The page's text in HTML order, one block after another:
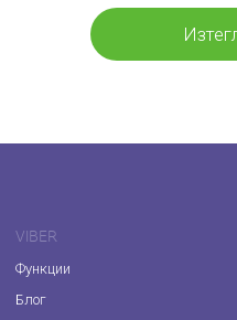
VIBER
Функции
Блог